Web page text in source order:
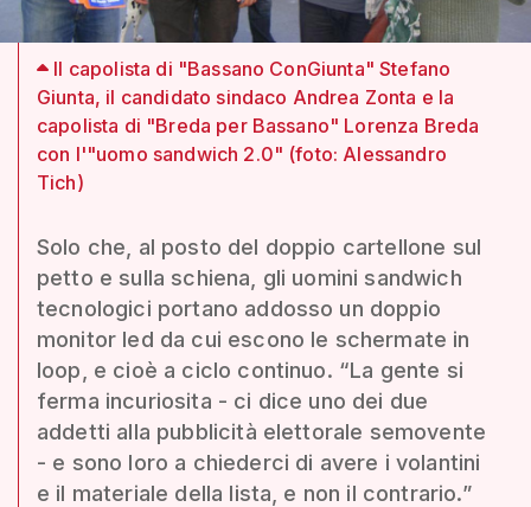
Il capolista di "Bassano ConGiunta" Stefano
Giunta, il candidato sindaco Andrea Zonta e la
capolista di "Breda per Bassano" Lorenza Breda
con l'"uomo sandwich 2.0" (foto: Alessandro
Tich)
Solo che, al posto del doppio cartellone sul
petto e sulla schiena, gli uomini sandwich
tecnologici portano addosso un doppio
monitor led da cui escono le schermate in
loop, e cioè a ciclo continuo. “La gente si
ferma incuriosita - ci dice uno dei due
addetti alla pubblicità elettorale semovente
- e sono loro a chiederci di avere i volantini
e il materiale della lista, e non il contrario.”